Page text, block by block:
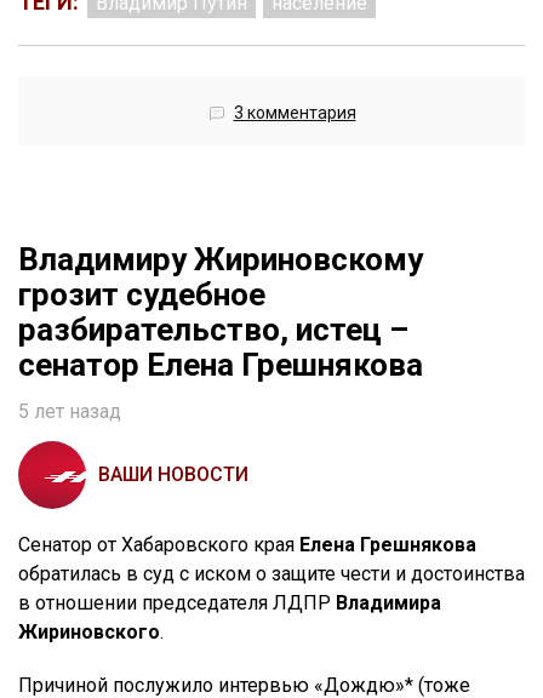
3 комментария
Владимиру Жириновскому
грозит судебное
разбирательство, истец –
сенатор Елена Грешнякова
5 лет назад
ВАШИ НОВОСТИ
Сенатор от Хабаровского края Елена Грешнякова
обратилась в суд с иском о защите чести и достоинства
в отношении председателя ЛДПР Владимира
Жириновского.
Причиной послужило интервью «Дождю»* (тоже